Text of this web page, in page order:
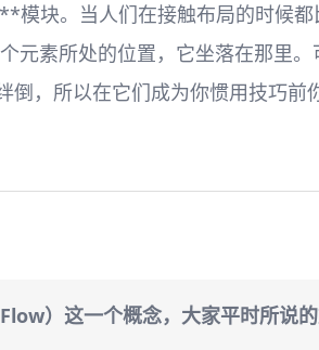
**模块。当人们在接触布局的时候都
元素所处的位置，它坐落在那里
，所以在它们成为你惯用技巧前
）这一个概念，大家平时所说